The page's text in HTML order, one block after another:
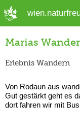
Marias
Erlebnis Wandern
Von Rodaun aus
Gut gestärkt geht es
dort fahren wir mit